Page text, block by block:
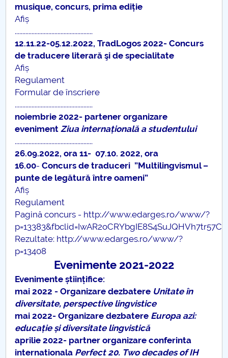
musique, concurs, prima ediție
Afiș
...................................................
12.11.22-05.12.2022, TradLogos 2022- Concurs
de traducere literară şi de specialitate
Afiș
Regulament
Formular de înscriere
...................................................
noiembrie 2022- partener organizare
evenimentZiua internațională a studentului
...................................................
26.09.2022, ora 11- 07.10. 2022, ora
16.00-Concurs de traduceri ”Multilingvismul –
punte de legătură între oameni”
Afiș
Regulament
Pagină concurs - http://www.edarges.ro/www/?
Rezultate: http://www.edarges.ro/www/?
p=13408
Evenimente 2021-2022
Evenimente științifice:
mai 2022 - Organizare dezbatere Unitate în
diversitate, perspective lingvistice
mai 2022- Organizare dezbatere Europa azi:
educație și diversitate lingvistică
aprilie 2022- partner organizare conferinta
internationala Perfect 20. Two decades of IH